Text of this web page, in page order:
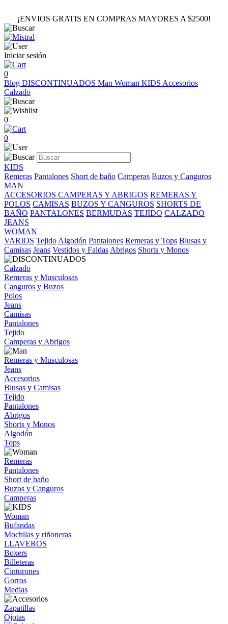
¡ENVIOS GRATIS EN COMPRAS MAYORES A $2500!
Iniciar sesión
0
Blog DISCONTINUADOS Man Woman KIDS Accesorios
Calzado
0
0
KIDS
Remeras Pantalones Short de baño Camperas Buzos y Canguros
MAN
ACCESORIOS CAMPERAS Y ABRIGOS REMERAS Y
POLOS CAMISAS BUZOS Y CANGUROS SHORTS DE
BAÑO PANTALONES BERMUDAS TEJIDO CALZADO
JEANS
WOMAN
VARIOS Tejido Algodón Pantalones Remeras y Tops Blusas y
Camisas Jeans Vestidos y Faldas Abrigos Shorts y Monos
Calzado
Remeras y Musculosas
Canguros y Buzos
Polos
Jeans
Camisas
Pantalones
Tejido
Camperas y Abrigos
Remeras y Musculosas
Jeans
Accesorios
Blusas y Camisas
Tejido
Pantalones
Abrigos
Shorts y Monos
Algodón
Tops
Remeras
Pantalones
Short de baño
Buzos y Canguros
Camperas
Woman
Bufandas
Mochilas y riñoneras
LLAVEROS
Boxers
Billeteras
Cinturones
Gorros
Medias
Zapatillas
Ojotas